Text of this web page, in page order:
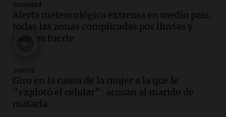
Audio.
falleció tras supuesta explosión de
celular en Córdoba
Noticias
Audio.
madres buscadoras en México en medio
de crisis de desapariciones
Panorama Federal
Sociedad
Alerta meteorológica extrema en medio país:
todas las zonas complicadas por lluvias y
vientos fuerte
Juntos
Giro en la causa de la mujer a la que le
“explotó el celular”: acusan al marido de
matarla